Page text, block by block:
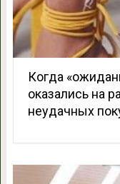
Когда
оказались на
неудачных